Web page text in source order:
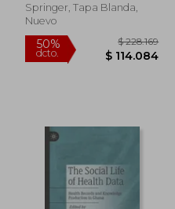
Springer, Tapa Blanda,
Nuevo